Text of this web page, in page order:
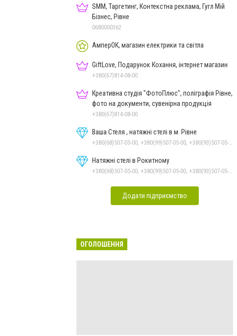
SMM, Таргетинг, Контекстна реклама, Гугл Мій
Бізнес, Рівне
0680000362
АмперОК, магазин електрики та світла
GiftLove, Подарунок Кохання, інтернет магазин
+380(67)814-08-00
Креативна студія "ФотоПлюс", поліграфія Рівне,
фото на документи, сувенірна продукція
+380(67)814-08-00
Ваша Стеля , натяжні стелі в м. Рівне
+380(68)507-05-00, +380(99)507-05-00, +380(93)507-05-00
Натяжні стелі в Рокитному
+380(68)507-05-00, +380(99)507-05-00, +380(93)507-05-00
Додати підприємство
ОГОЛОШЕННЯ